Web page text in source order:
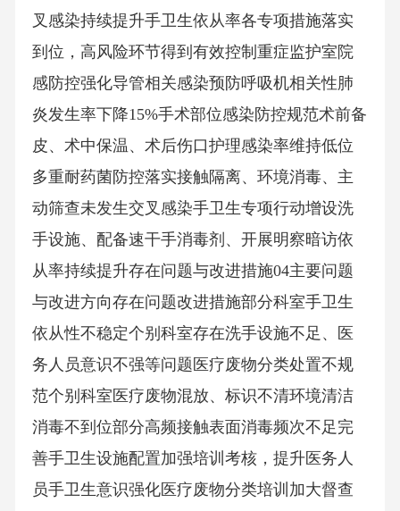
叉感染持续提升手卫生依从率各专项措施落实
到位，高风险环节得到有效控制重症监护室院
感防控强化导管相关感染预防呼吸机相关性肺
炎发生率下降15%手术部位感染防控规范术前备
皮、术中保温、术后伤口护理感染率维持低位
多重耐药菌防控落实接触隔离、环境消毒、主
动筛查未发生交叉感染手卫生专项行动增设洗
手设施、配备速干手消毒剂、开展明察暗访依
从率持续提升存在问题与改进措施04主要问题
与改进方向存在问题改进措施部分科室手卫生
依从性不稳定个别科室存在洗手设施不足、医
务人员意识不强等问题医疗废物分类处置不规
范个别科室医疗废物混放、标识不清环境清洁
消毒不到位部分高频接触表面消毒频次不足完
善手卫生设施配置加强培训考核，提升医务人
员手卫生意识强化医疗废物分类培训加大督查